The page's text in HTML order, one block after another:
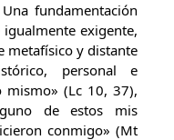
fundamentación
exigente,
metafísico y distante
personal e
mismo» (Lc 10, 37),
de estos mis
conmigo» (Mt